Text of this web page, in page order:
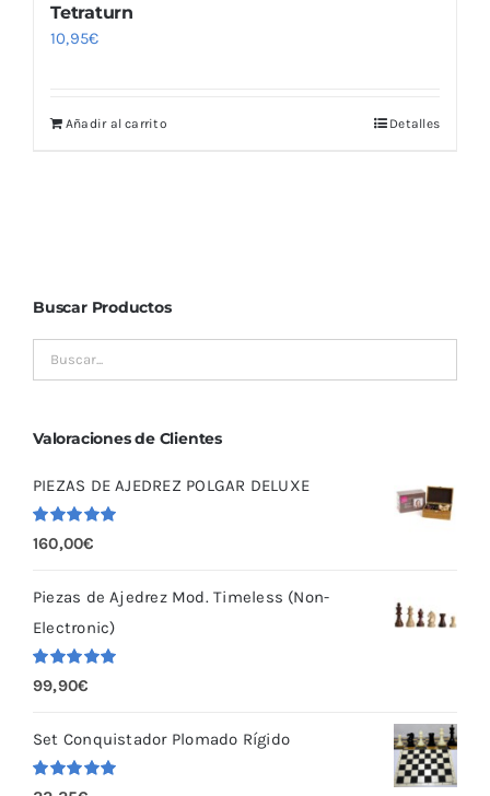
Tetraturn
10,95€
Añadir al carrito Detalles
Buscar Productos
Valoraciones de Clientes
PIEZAS DE AJEDREZ POLGAR DELUXE
Valorado
con 5.00
160,00€
Piezas de Ajedrez Mod. Timeless (Non-
Electronic)
Valorado
con 5.00
99,90€
Set Conquistador Plomado Rígido
Valorado